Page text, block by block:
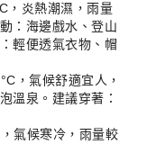
，炎熱潮濕，雨量
：海邊戲水、登山
輕便透氣衣物、帽
，氣候舒適宜人，
溫泉。建議穿著：
氣候寒冷，雨量較